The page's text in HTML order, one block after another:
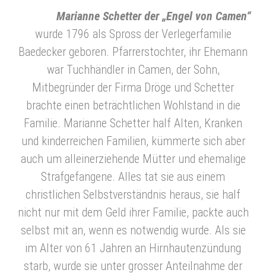
Marianne Schetter der„Engel von Camen“
wurde 1796 als Spross der Verlegerfamilie
Baedecker geboren. Pfarrerstochter, ihr Ehemann
war Tuchhändler in Camen, der Sohn,
Mitbegründer der Firma Dröge und Schetter
brachte einen beträchtlichen Wohlstand in die
Familie. Marianne Schetter half Alten, Kranken
und kinderreichen Familien, kümmerte sich aber
auch um alleinerziehende Mütter und ehemalige
Strafgefangene. Alles tat sie aus einem
christlichen Selbstverständnis heraus, sie half
nicht nur mit dem Geld ihrer Familie, packte auch
selbst mit an, wenn es notwendig wurde. Als sie
im Alter von 61 Jahren an Hirnhautenzündung
starb, wurde sie unter grosser Anteilnahme der